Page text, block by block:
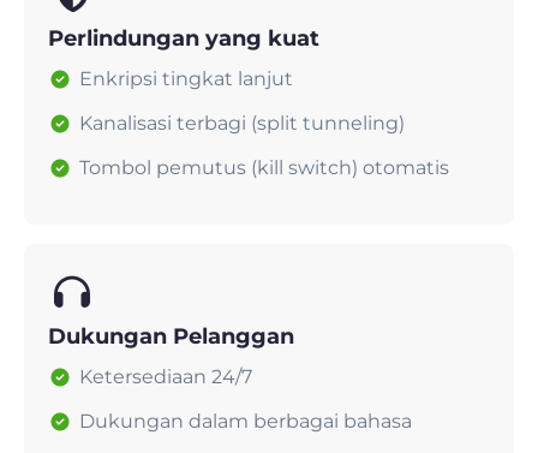
Perlindungan yang kuat
Enkripsi tingkat lanjut
Kanalisasi terbagi (split tunneling)
Tombol pemutus (kill switch) otomatis
Dukungan Pelanggan
Ketersediaan 24/7
Dukungan dalam berbagai bahasa